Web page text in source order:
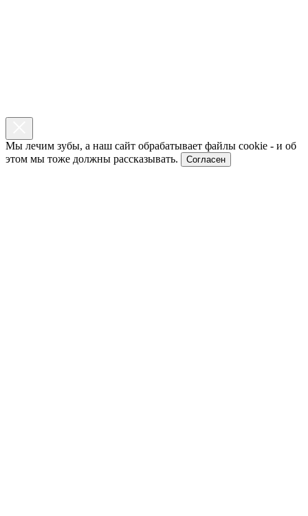
Мы лечим зубы, а наш сайт обрабатывает файлы cookie - и об
этом мы тоже должны рассказывать.
Согласен